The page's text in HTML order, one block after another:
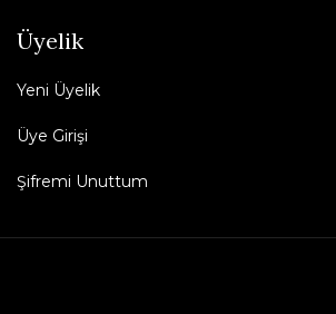
Üyelik
Yeni Üyelik
Üye Girişi
Şifremi Unuttum